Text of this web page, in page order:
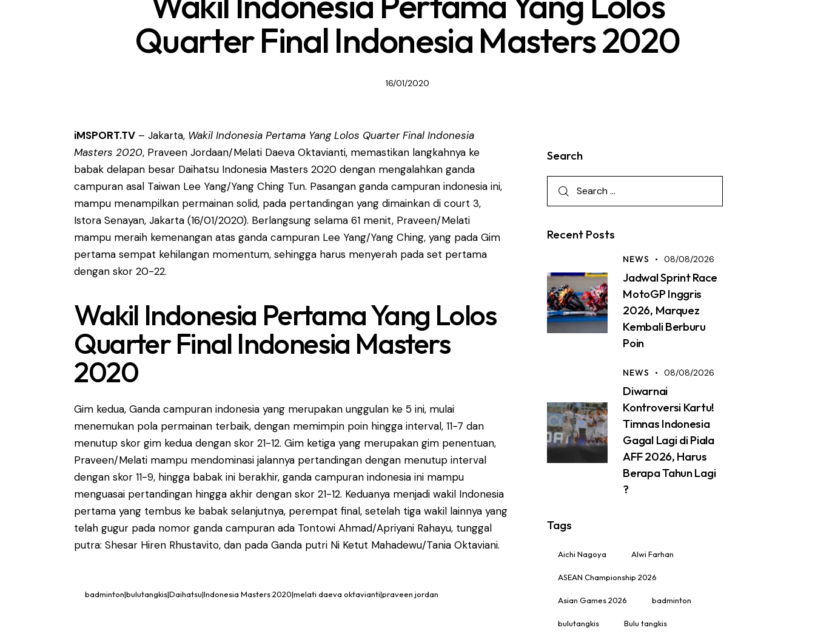
Quarter Final Indonesia Masters 2020
16/01/2020
iMSPORT.TV – Jakarta, Wakil Indonesia Pertama Yang Lolos Quarter Final Indonesia
Masters 2020, Praveen Jordaan/Melati Daeva Oktavianti, memastikan langkahnya ke
babak delapan besar Daihatsu Indonesia Masters 2020 dengan mengalahkan ganda
campuran asal Taiwan Lee Yang/Yang Ching Tun. Pasangan ganda campuran indonesia ini,
mampu menampilkan permainan solid, pada pertandingan yang dimainkan di court 3,
Istora Senayan, Jakarta (16/01/2020). Berlangsung selama 61 menit, Praveen/Melati
mampu meraih kemenangan atas ganda campuran Lee Yang/Yang Ching, yang pada Gim
pertama sempat kehilangan momentum, sehingga harus menyerah pada set pertama
dengan skor 20-22.
Wakil Indonesia Pertama Yang Lolos
Quarter Final Indonesia Masters
2020
Gim kedua, Ganda campuran indonesia yang merupakan unggulan ke 5 ini, mulai
menemukan pola permainan terbaik, dengan memimpin poin hingga interval, 11-7 dan
menutup skor gim kedua dengan skor 21-12. Gim ketiga yang merupakan gim penentuan,
Praveen/Melati mampu mendominasi jalannya pertandingan dengan menutup interval
dengan skor 11-9, hingga babak ini berakhir, ganda campuran indonesia ini mampu
menguasai pertandingan hingga akhir dengan skor 21-12. Keduanya menjadi wakil Indonesia
pertama yang tembus ke babak selanjutnya, perempat final, setelah tiga wakil lainnya yang
telah gugur pada nomor ganda campuran ada Tontowi Ahmad/Apriyani Rahayu, tunggal
putra: Shesar Hiren Rhustavito, dan pada Ganda putri Ni Ketut Mahadewu/Tania Oktaviani.
badminton|bulutangkis|Daihatsu|Indonesia Masters 2020|melati daeva oktavianti|praveen jordan
Search
Recent Posts
NEWS 08/08/2026
Jadwal Sprint Race
MotoGP Inggris
2026, Marquez
Kembali Berburu
Poin
NEWS 08/08/2026
Diwarnai
Kontroversi Kartu!
Timnas Indonesia
Gagal Lagi di Piala
AFF 2026, Harus
Berapa Tahun Lagi
?
Tags
Aichi Nagoya Alwi Farhan
ASEAN Championship 2026
Asian Games 2026 badminton
bulutangkis Bulu tangkis